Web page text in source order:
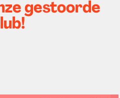
gestoorde